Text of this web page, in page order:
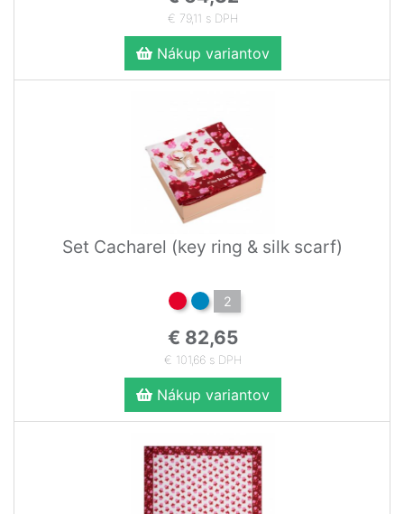
€ 79,11 s DPH
Nákup variantov
Set Cacharel (key ring & silk scarf)
2
€ 82,65
€ 101,66 s DPH
Nákup variantov